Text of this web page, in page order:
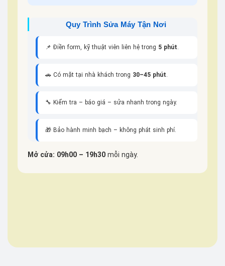
Quy Trình Sửa Máy Tận Nơi
📌 Điền form, kỹ thuật viên liên hệ trong 5 phút.
🚗 Có mặt tại nhà khách trong 30–45 phút.
🔧 Kiểm tra – báo giá – sửa nhanh trong ngày.
🎁 Bảo hành minh bạch – không phát sinh phí.
Mở cửa: 09h00 – 19h30 mỗi ngày.